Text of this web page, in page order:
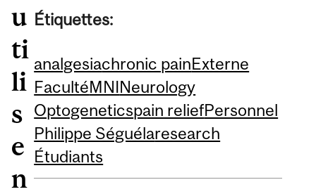
u
ti
li
s
e
n
Étiquettes:
analgesiachronic painExterne
FacultéMNINeurology
Optogeneticspain reliefPersonnel
Philippe Séguélaresearch
Étudiants